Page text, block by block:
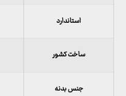
استاندارد
ساخت کشور
جنس بدنه